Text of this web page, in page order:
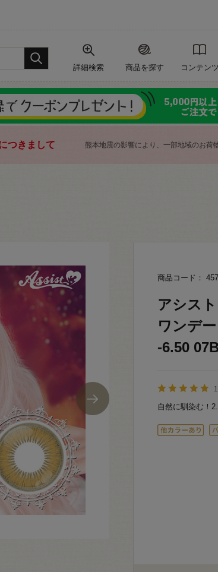
詳細検索 商品を探す コンテンツ
つきまして 熊本地震の影響により、一部地域のお荷
商品コード：
アシス
ワンデ
-6.50
自然に馴染む！